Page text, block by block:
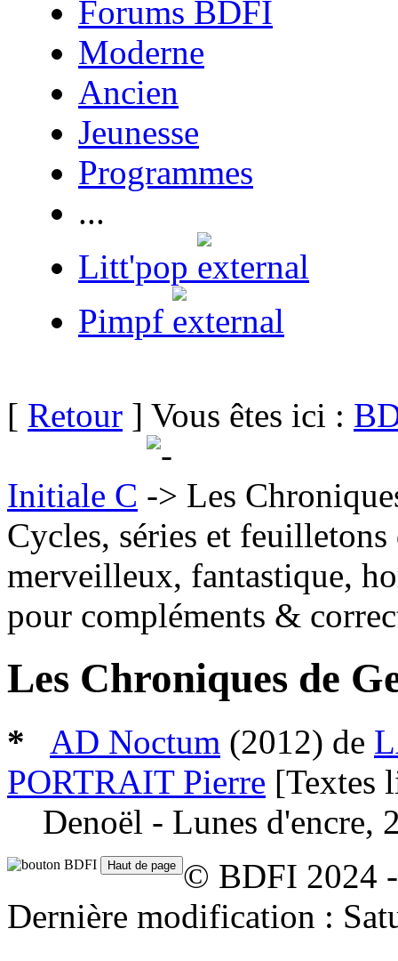
Forums BDFI
Moderne
Ancien
Jeunesse
Programmes
...
Litt'pop
Pimpf
[ Retour ] Vous êtes ici :
Initiale C
Les
Cycles, séries et
merveilleux, fantastique,
pour compléments &
Les Chroniques de
* AD Noctum (2012) de
PORTRAIT Pierre [Textes
Denoël - Lunes d'encre,
© BDFI 2024
Dernière modification :